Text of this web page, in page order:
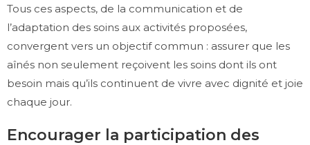
Tous ces aspects, de la communication et de
l’adaptation des soins aux activités proposées,
convergent vers un objectif commun : assurer que les
aînés non seulement reçoivent les soins dont ils ont
besoin mais qu’ils continuent de vivre avec dignité et joie
chaque jour.
Encourager la participation des